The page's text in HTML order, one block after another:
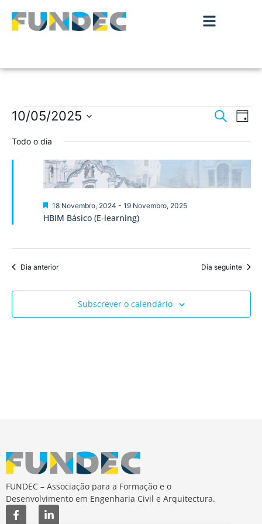
de
e
Pesquisar
de
Dia
10/05/2025
a
Todo o dia
HBIM Básico (E-learning)
Destaque
18 Novembro, 2024 - 19 Novembro, 2025
Dia anterior Dia seguinte
Subscrever o calendário
FUNDEC – Associação para a Formação e o
Desenvolvimento em Engenharia Civil e Arquitectura.